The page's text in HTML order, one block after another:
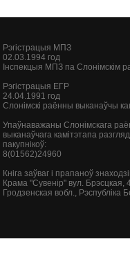
Рэгістрацыя МПЗ
02.03.1994 год
Інспекцыя МПЗ па Слонімскім
Рэгістрацыя ЕГР
24.04.1991 год
Слонімскі раённы выканаўчы
Упаўнаважаны Слонімскага
выканаўчага камітэтапа
пакупнікоў:
8(01562)24960
Кніга заўваг і прапаноў
Крама "Сувенір" вул. Брэсцкая,
Гродзенская вобл., Рэспубліка